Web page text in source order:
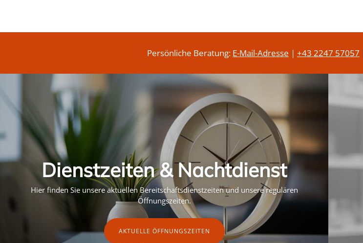
Persönliche Beratung: E-Mail-Adresse | +43 2247 57057
Dienstzeiten & Nachtdienst
Hier finden Sie unsere aktuellen Bereitschaftsdienstzeiten und unsere regulären
Öffnungszeiten.
AKTUELLE ÖFFNUNGSZEITEN